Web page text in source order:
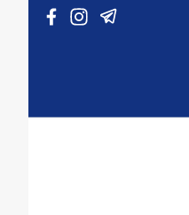
Vai al contenuto